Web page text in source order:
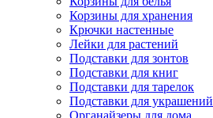
Корзины для хранения
Крючки настенные
Лейки для растений
Подставки для зонтов
Подставки для книг
Подставки для тарелок
Подставки для украшений
Органайзеры для дома